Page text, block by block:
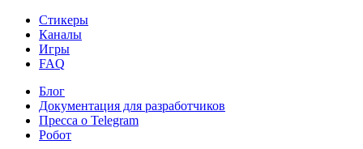
Стикеры
Каналы
Игры
FAQ
Блог
Документация для разработчиков
Пресса о Telegram
Робот